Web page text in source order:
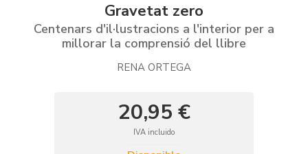
Gravetat zero
Centenars d'il·lustracions a l'interior per a
millorar la comprensió del llibre
RENA ORTEGA
20,95 €
IVA incluido